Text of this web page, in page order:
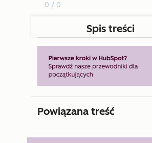
0 / 0
Spis treści
Powiązana treść